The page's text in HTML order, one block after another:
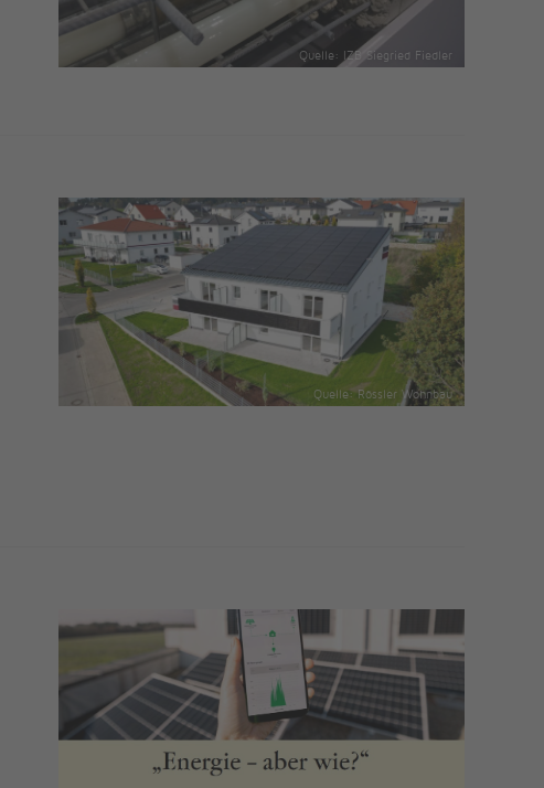
Quelle: IZB Siegried Fiedler
Quelle: Rössler Wohnbau